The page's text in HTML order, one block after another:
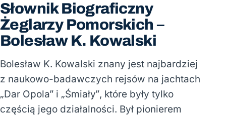
Słownik Biograficzny
Żeglarzy Pomorskich –
Bolesław K. Kowalski
Bolesław K. Kowalski znany jest najbardziej
z naukowo-badawczych rejsów na jachtach
„Dar Opola” i „Śmiały”, które były tylko
częścią jego działalności. Był pionierem